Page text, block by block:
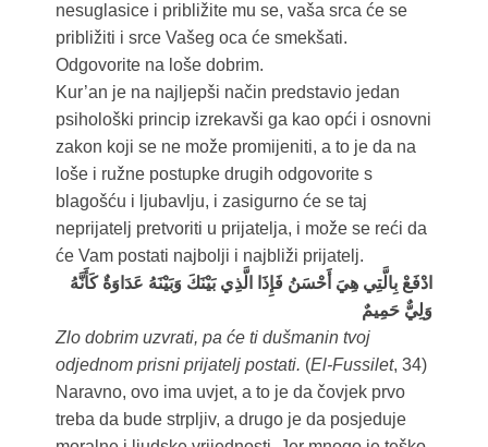
nesuglasice i približite mu se, vaša srca će se
približiti i srce Vašeg oca će smekšati.
Odgovorite na loše dobrim.
Kur’an je na najljepši način predstavio jedan
psihološki princip izrekavši ga kao opći i osnovni
zakon koji se ne može promijeniti, a to je da na
loše i ružne postupke drugih odgovorite s
blagošću i ljubavlju, i zasigurno će se taj
neprijatelj pretvoriti u prijatelja, i može se reći da
će Vam postati najbolji i najbliži prijatelj.
ادْفَعْ بِالَّتِي هِيَ أَحْسَنُ فَإِذَا الَّذِي بَيْنَكَ وَبَيْنَهُ عَدَاوَةٌ كَأَنَّهُ
وَلِيٌّ حَمِيمٌ
Zlo dobrim uzvrati, pa će ti dušmanin tvoj
odjednom prisni prijatelj postati. (El-Fussilet, 34)
Naravno, ovo ima uvjet, a to je da čovjek prvo
treba da bude strpljiv, a drugo je da posjeduje